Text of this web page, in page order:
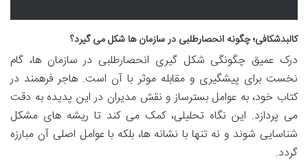
کالبدشکافی؛ چگونه انحصارطلبی در سازمان ها شکل می گیرد؟
درک عمیق چگونگی شکل گیری انحصارطلبی در سازمان ها، گام
نخست برای پیشگیری و مقابله موثر با آن است. هاجر فرهمند در
کتاب خود، به عوامل بسترساز و نقش مدیران در این پدیده به دقت
می پردازد. این نگاه تحلیلی، کمک می کند تا ریشه های مشکل
شناسایی شوند و نه تنها با نشانه ها، بلکه با عوامل اصلی آن مبارزه
گردد.